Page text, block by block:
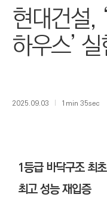
현대건설,
하우스’
2025.09.03 1min 35sec
1등급 바닥구조 최
최고 성능 재입증